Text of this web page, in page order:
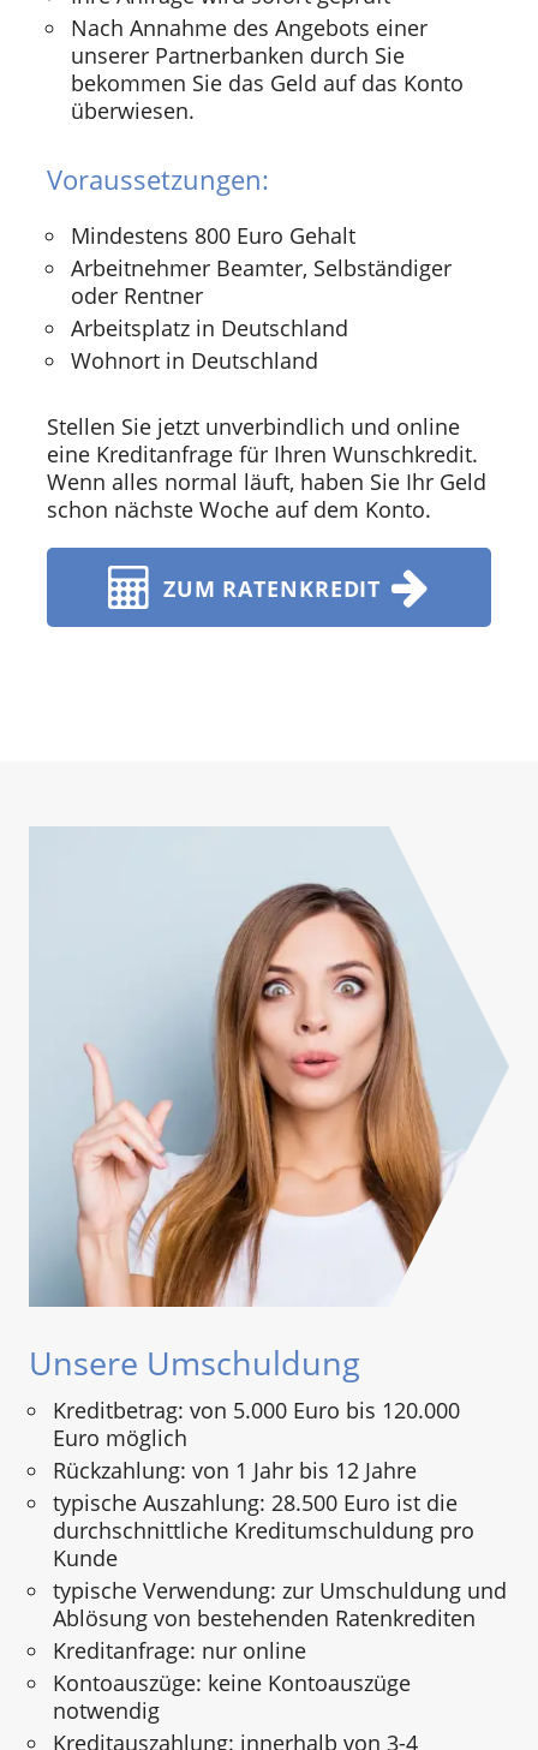
Nach Annahme des Angebots einer
unserer Partnerbanken durch Sie
bekommen Sie das Geld auf das Konto
überwiesen.
Voraussetzungen:
Mindestens 800 Euro Gehalt
Arbeitnehmer Beamter, Selbständiger
oder Rentner
Arbeitsplatz in Deutschland
Wohnort in Deutschland
Stellen Sie jetzt unverbindlich und online
eine Kreditanfrage für Ihren Wunschkredit.
Wenn alles normal läuft, haben Sie Ihr Geld
schon nächste Woche auf dem Konto.
ZUM RATENKREDIT
Unsere Umschuldung
Kreditbetrag: von 5.000 Euro bis 120.000
Euro möglich
Rückzahlung: von 1 Jahr bis 12 Jahre
typische Auszahlung: 28.500 Euro ist die
durchschnittliche Kreditumschuldung pro
Kunde
typische Verwendung: zur Umschuldung und
Ablösung von bestehenden Ratenkrediten
Kreditanfrage: nur online
Kontoauszüge: keine Kontoauszüge
notwendig
Kreditauszahlung: innerhalb von 3-4